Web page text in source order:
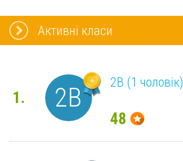
Активні класи
1. 2В 2В (1 чоловік)
48